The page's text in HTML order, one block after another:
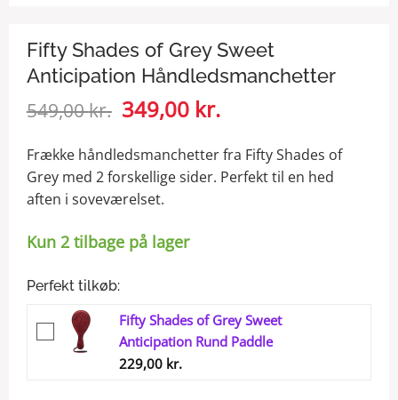
Fifty Shades of Grey Sweet
Anticipation Håndledsmanchetter
549,00kr. Den
oprindelige
pris
var:
549,00 kr..
349,00 kr.
aktuelle
pris
er:
349,00 kr..
Frække håndledsmanchetter fra Fifty Shades of
Grey med 2 forskellige sider. Perfekt til en hed
aften i soveværelset.
Kun 2 tilbage på lager
Perfekt tilkøb:
Fifty Shades of Grey Sweet
Anticipation Rund Paddle
229,00 kr.